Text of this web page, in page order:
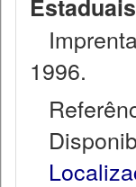
1996.